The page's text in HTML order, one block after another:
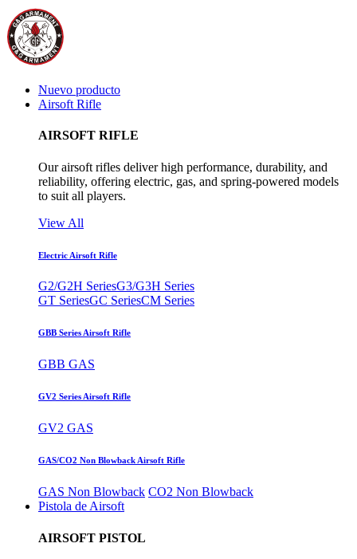
Nuevo producto
Airsoft Rifle
AIRSOFT RIFLE
Our airsoft rifles deliver high performance, durability, and
reliability, offering electric, gas, and spring-powered models
to suit all players.
View All
Electric Airsoft Rifle
G2/G2H SeriesG3/G3H Series
GT SeriesGC SeriesCM Series
GBB Series Airsoft Rifle
GBB GAS
GV2 Series Airsoft Rifle
GV2 GAS
GAS/CO2 Non Blowback Airsoft Rifle
GAS Non Blowback CO2 Non Blowback
Pistola de Airsoft
AIRSOFT PISTOL